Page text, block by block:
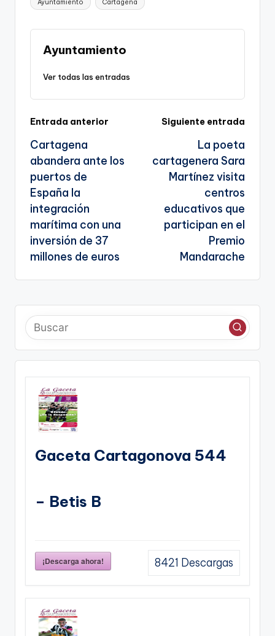
y
Li
n
k
e
b
o
o
l
gr
a A
e
a
te
Ayuntamiento Cartagena
Ayuntamiento
Ver todas las entradas
Navegación
de
entradas
Entrada anterior
Cartagena
abandera ante los
puertos de
España la
integración
marítima con una
inversión de 37
millones de euros
Siguiente entrada
La poeta
cartagenera Sara
Martínez visita
centros
educativos que
participan en el
Premio
Mandarache
Gaceta Cartagonova 544
– Betis B
¡Descarga ahora! 8421 Descargas